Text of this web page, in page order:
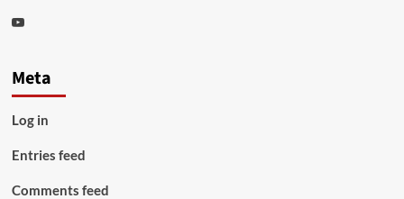
Youtube
Meta
Log in
Entries feed
Comments feed